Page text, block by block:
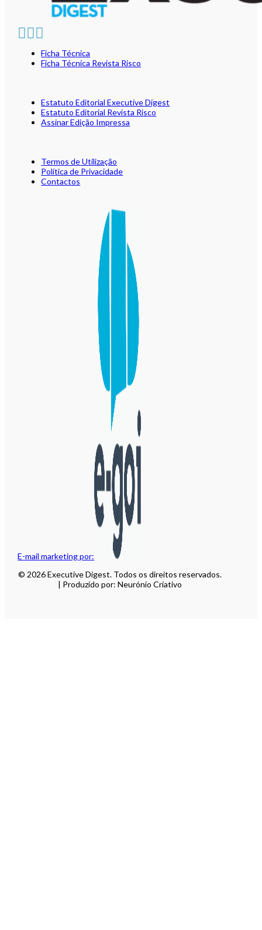
E-mail marketing por:
Ficha Técnica
Ficha Técnica Revista Risco
Estatuto Editorial Executive Digest
Estatuto Editorial Revista Risco
Assinar Edição Impressa
Termos de Utilização
Política de Privacidade
Contactos
© 2026 Executive Digest. Todos os direitos reservados.
| Produzido por: Neurónio Criativo